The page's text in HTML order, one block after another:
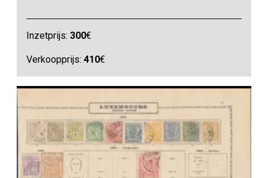
Inzetprijs:300€
Verkoopprijs:410€